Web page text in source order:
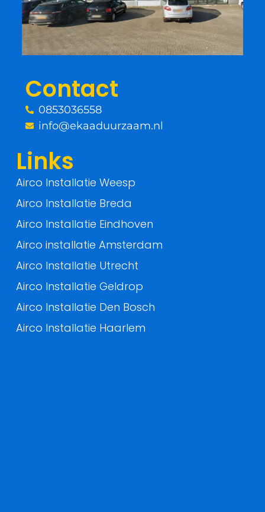
b
o
k
-
t
e
Contact
0853036558
info@ekaaduurzaam.nl
Links
Airco Installatie Weesp
Airco Installatie Breda
Airco Installatie Eindhoven
Airco installatie Amsterdam
Airco Installatie Utrecht
Airco Installatie Geldrop
Airco Installatie Den Bosch
Airco Installatie Haarlem